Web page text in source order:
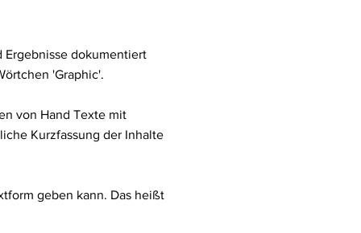
Ergebnisse dokumentiert
'Graphic'.
von Hand Texte mit
Kurzfassung der Inhalte
geben kann. Das heißt